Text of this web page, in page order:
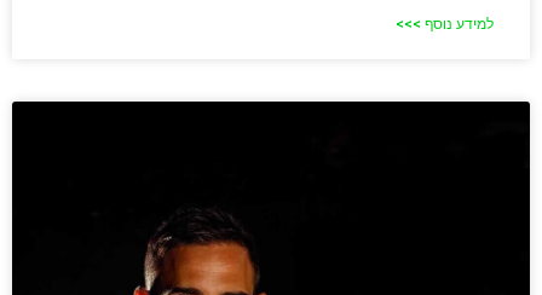
למידע נוסף >>>